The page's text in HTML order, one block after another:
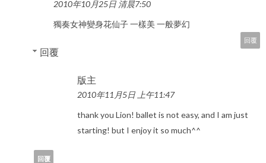
2010年10月25日 清晨7:50
獨奏女神變身花仙子 一樣美 一般夢幻
回覆
回覆
版主
2010年11月5日 上午11:47
thank you Lion! ballet is not easy, and I am just
starting! but I enjoy it so much^^
回覆